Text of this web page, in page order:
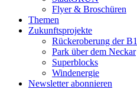
Flyer & Broschüren
Themen
Zukunftsprojekte
Rückeroberung der
Park über dem Neckar
Superblocks
Windenergie
Newsletter abonnieren